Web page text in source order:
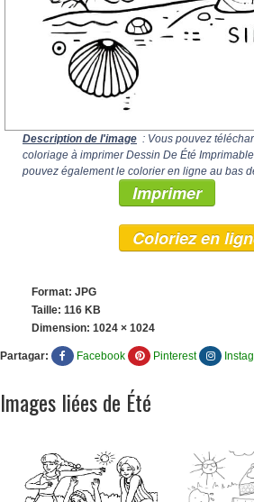
Description de l'image : Vous pouvez
coloriage à imprimer Dessin De Été
pouvez également le colorier en ligne au bas
Imprimer
Coloriez en
Format: JPG
Taille: 116 KB
Dimension: 1024 × 1024
Partagar: Facebook Pinterest
Images liées de Été